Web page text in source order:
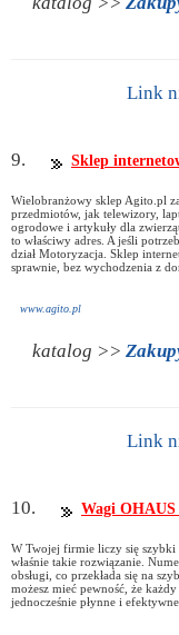
Link
9. Sklep
Wielobranżowy sklep Agito.pl
przedmiotów, jak telewizory,
ogrodowe i artykuły dla
to właściwy adres. A jeśli
dział Motoryzacja. Sklep
sprawnie, bez wychodzenia z
www.agito.pl
katalog >>
Link
10. Wagi
W Twojej firmie liczy się szybki
właśnie takie rozwiązanie.
obsługi, co przekłada się na
możesz mieć pewność, że
jednocześnie płynne i